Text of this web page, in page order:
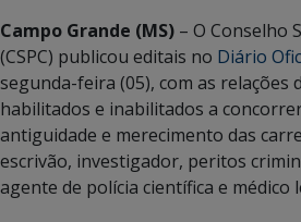
Campo Grande (MS) – O Conselho
(CSPC) publicou editais no Diário
segunda-feira (05), com as relações
habilitados e inabilitados a
antiguidade e merecimento das
escrivão, investigador, peritos
agente de polícia científica e médico